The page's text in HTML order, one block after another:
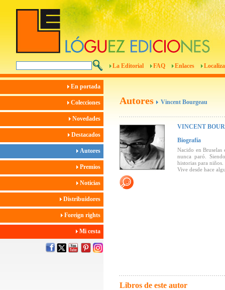
La Editorial FAQ Enlaces
En portada
Colecciones
Novedades
Destacados
Autores
Premios
Noticias
Distribuidores
Foreign rights
Mi cesta
Autores Vincent Bourgeau
VINCENT
Biografía
Nacido en
nunca paró.
historias para
Vive desde hace
Libros de este autor